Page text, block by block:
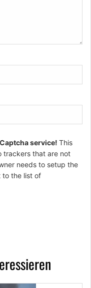
service! This
trackers that are not
needs to setup the
to the list of